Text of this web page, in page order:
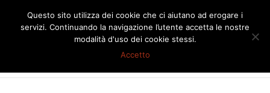
Questo sito utilizza dei cookie che ci aiutano ad erogare i
servizi. Continuando la navigazione l’utente accetta le nostre
modalità d'uso dei cookie stessi.
Accetto